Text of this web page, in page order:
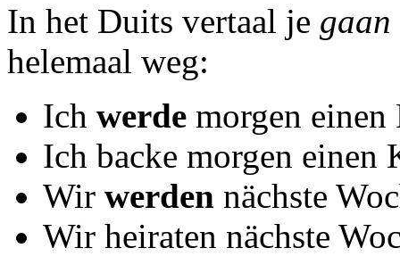
In het Duits vertaal je gaan
helemaal weg:
Ich werde morgen einen
Ich backe morgen einen
Wir werden nächste
Wir heiraten nächste